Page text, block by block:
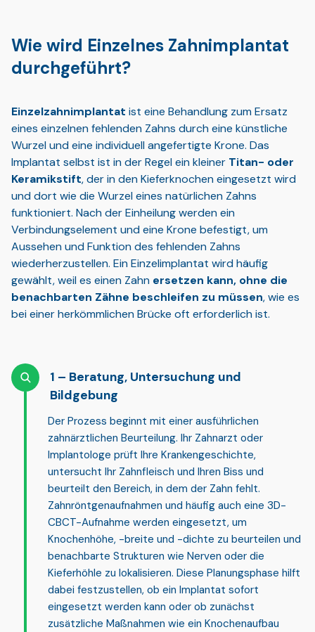
Wie wird Einzelnes Zahnimplantat
durchgeführt?
Einzelzahnimplantat ist eine Behandlung zum Ersatz
eines einzelnen fehlenden Zahns durch eine künstliche
Wurzel und eine individuell angefertigte Krone. Das
Implantat selbst ist in der Regel ein kleiner Titan- oder
Keramikstift, der in den Kieferknochen eingesetzt wird
und dort wie die Wurzel eines natürlichen Zahns
funktioniert. Nach der Einheilung werden ein
Verbindungselement und eine Krone befestigt, um
Aussehen und Funktion des fehlenden Zahns
wiederherzustellen. Ein Einzelimplantat wird häufig
gewählt, weil es einen Zahn ersetzen kann, ohne die
benachbarten Zähne beschleifen zu müssen, wie es
bei einer herkömmlichen Brücke oft erforderlich ist.
Beratung, Untersuchung und
Bildgebung
Der Prozess beginnt mit einer ausführlichen
zahnärztlichen Beurteilung. Ihr Zahnarzt oder
Implantologe prüft Ihre Krankengeschichte,
untersucht Ihr Zahnfleisch und Ihren Biss und
beurteilt den Bereich, in dem der Zahn fehlt.
Zahnröntgenaufnahmen und häufig auch eine 3D-
CBCT-Aufnahme werden eingesetzt, um
Knochenhöhe, -breite und -dichte zu beurteilen und
benachbarte Strukturen wie Nerven oder die
Kieferhöhle zu lokalisieren. Diese Planungsphase hilft
dabei festzustellen, ob ein Implantat sofort
eingesetzt werden kann oder ob zunächst
zusätzliche Maßnahmen wie ein Knochenaufbau